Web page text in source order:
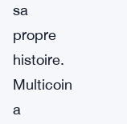
sa
propre
histoire.
Multicoin
a